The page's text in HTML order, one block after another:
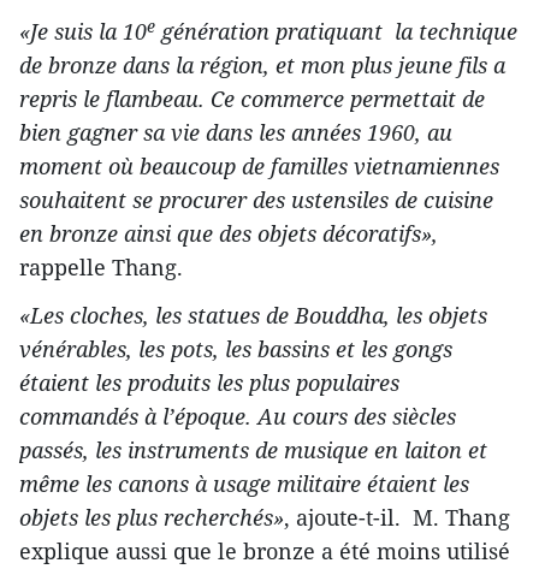
«Je suis la 10e génération pratiquant la technique
de bronze dans la région, et mon plus jeune fils a
repris le flambeau. Ce commerce permettait de
bien gagner sa vie dans les années 1960, au
moment où beaucoup de familles vietnamiennes
souhaitent se procurer des ustensiles de cuisine
en bronze ainsi que des objets décoratifs»,
rappelle Thang.
«Les cloches, les statues de Bouddha, les objets
vénérables, les pots, les bassins et les gongs
étaient les produits les plus populaires
commandés à l’époque. Au cours des siècles
passés, les instruments de musique en laiton et
même les canons à usage militaire étaient les
objets les plus recherchés», ajoute-t-il. M. Thang
explique aussi que le bronze a été moins utilisé